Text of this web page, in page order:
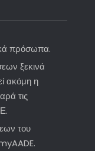
πρόσωπα.
ξεκινά
ακόμη η
τις
του